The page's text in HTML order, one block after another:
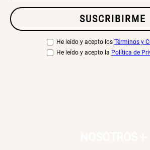
SUSCRIBIRME
He leído y acepto los Términos y
He leído y acepto la Política de